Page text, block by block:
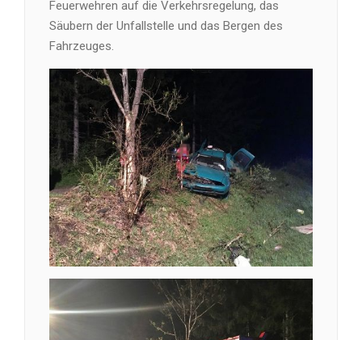
Feuerwehren auf die Verkehrsregelung, das
Säubern der Unfallstelle und das Bergen des
Fahrzeuges.